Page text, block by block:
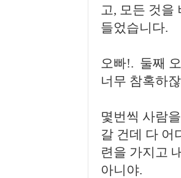
고, 모든 것을
들었습니다.
오빠!. 둘째
너무 참혹하
몇번씩 사람
갈 건데 다 어
련을 가지고
아니야.